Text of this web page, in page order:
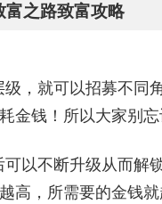
富之路致富攻略
级，就可以招募不同
金钱！所以大家别
可以不断升级从而解
高，所需要的金钱